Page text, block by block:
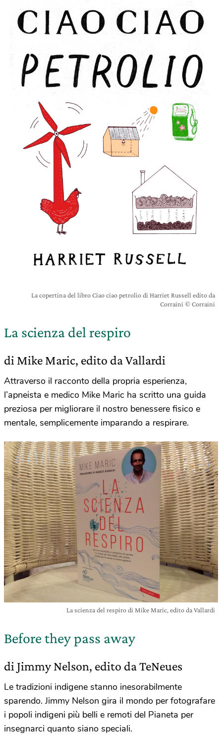
La copertina del libro Ciao ciao petrolio di Harriet Russell edito da
Corraini © Corraini
La scienza del respiro
di Mike Maric, edito da Vallardi
Attraverso il racconto della propria esperienza,
l’apneista e medico Mike Maric ha scritto una guida
preziosa per migliorare il nostro benessere fisico e
mentale, semplicemente imparando a respirare.
La scienza del respiro di Mike Maric, edito da Vallardi
Before they pass away
di Jimmy Nelson, edito da TeNeues
Le tradizioni indigene stanno inesorabilmente
sparendo. Jimmy Nelson gira il mondo per fotografare
i popoli indigeni più belli e remoti del Pianeta per
insegnarci quanto siano speciali.